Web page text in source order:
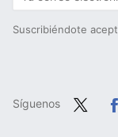
Suscribiéndote
Síguenos